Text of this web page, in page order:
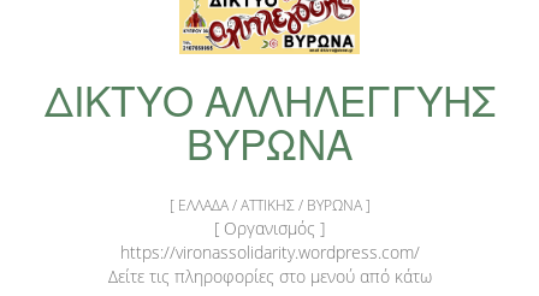
ΔΙΚΤΥΟ ΑΛΛΗΛΕΓΓΥΗΣ
ΒΥΡΩΝΑ
[ ΕΛΛΑΔΑ / ΑΤΤΙΚΗΣ / ΒΥΡΩΝΑ ]
[ Οργανισμός ]
https://vironassolidarity.wordpress.com/
Δείτε τις πληροφορίες στο μενού από κάτω